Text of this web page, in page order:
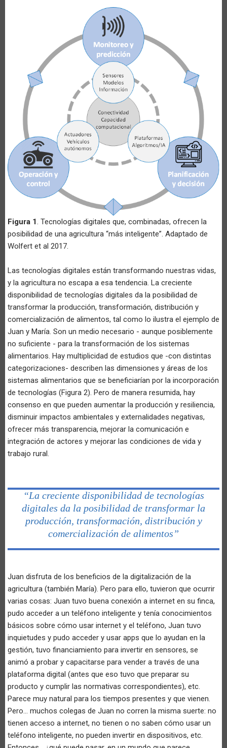
Figura 1. Tecnologías digitales que, combinadas, ofrecen la
posibilidad de una agricultura “más inteligente”. Adaptado de
Wolfert et al 2017.
Las tecnologías digitales están transformando nuestras vidas,
y la agricultura no escapa a esa tendencia. La creciente
disponibilidad de tecnologías digitales da la posibilidad de
transformar la producción, transformación, distribución y
comercialización de alimentos, tal como lo ilustra el ejemplo de
Juan y María. Son un medio necesario - aunque posiblemente
no suficiente - para la transformación de los sistemas
alimentarios. Hay multiplicidad de estudios que -con distintas
categorizaciones- describen las dimensiones y áreas de los
sistemas alimentarios que se beneficiarían por la incorporación
de tecnologías (Figura 2). Pero de manera resumida, hay
consenso en que pueden aumentar la producción y resiliencia,
disminuir impactos ambientales y externalidades negativas,
ofrecer más transparencia, mejorar la comunicación e
integración de actores y mejorar las condiciones de vida y
trabajo rural.
“La creciente disponibilidad de tecnologías
digitales da la posibilidad de transformar la
producción, transformación, distribución y
comercialización de alimentos”
Juan disfruta de los beneficios de la digitalización de la
agricultura (también María). Pero para ello, tuvieron que ocurrir
varias cosas: Juan tuvo buena conexión a internet en su finca,
pudo acceder a un teléfono inteligente y tenía conocimientos
básicos sobre cómo usar internet y el teléfono, Juan tuvo
inquietudes y pudo acceder y usar apps que lo ayudan en la
gestión, tuvo financiamiento para invertir en sensores, se
animó a probar y capacitarse para vender a través de una
plataforma digital (antes que eso tuvo que preparar su
producto y cumplir las normativas correspondientes), etc.
Parece muy natural para los tiempos presentes y que vienen.
Pero… muchos colegas de Juan no corren la misma suerte: no
tienen acceso a internet, no tienen o no saben cómo usar un
teléfono inteligente, no pueden invertir en dispositivos, etc.